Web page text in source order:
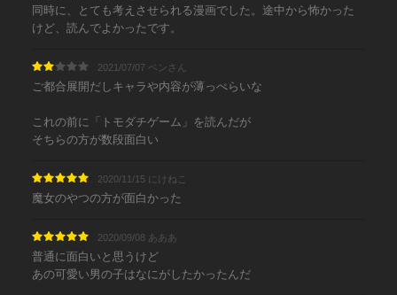
同時に、とても考えさせられる漫画でした。途中から怖かった
けど、読んでよかったです。
2021/07/07 ベンさん
ご都合展開だしキャラや内容が薄っぺらいな
これの前に「トモダチゲーム」を読んだが
そちらの方が数段面白い
2020/11/15 にけねこ
魔女のやつの方が面白かった
2020/09/08 あああ
普通に面白いと思うけど
あの可愛い男の子はなにがしたかったんだ